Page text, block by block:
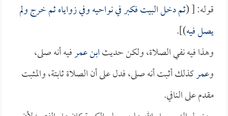
قوله: [ (ثم دخل البيت فكبر في نواحيه وفي زواياه ثم خرج ولم
يصل فيه)].
وهذا فيه نفي الصلاة، ولكن حديثابن عمرفيه أنه صلى،
وعمركذلك أثبت أنه صلى، فدل على أن الصلاة ثابتة، والمثبت
مقدم على النافي.